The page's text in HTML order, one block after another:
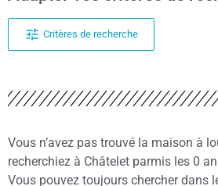
Critères de recherche
Vous n’avez pas trouvé la maison à
recherchiez à Châtelet parmis les 0
Vous pouvez toujours chercher dans